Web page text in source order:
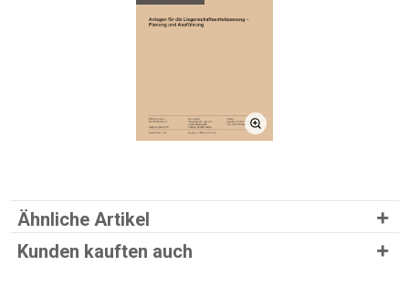
Ähnliche Artikel
Kunden kauften auch